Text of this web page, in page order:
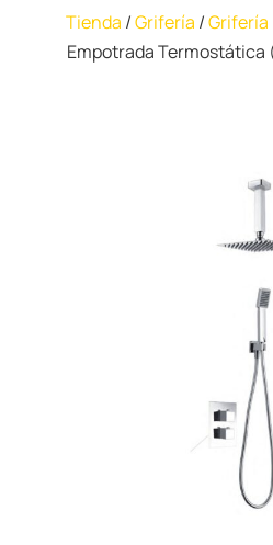
Tienda /Grifería /Grifería
Empotrada Termostática